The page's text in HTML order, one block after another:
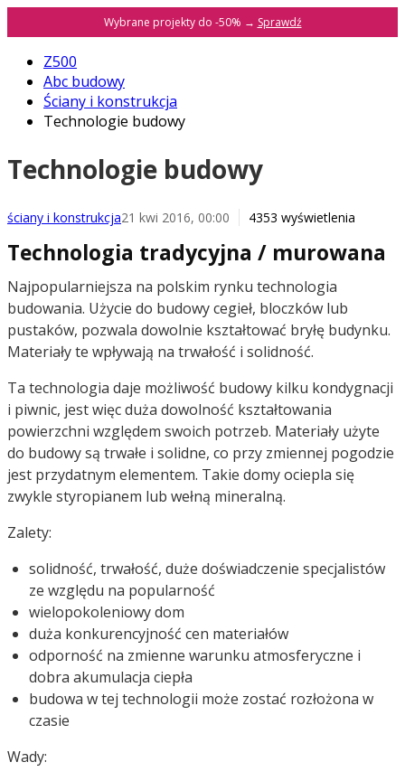
Wybrane projekty do -50% → Sprawdź
Z500
Abc budowy
Ściany i konstrukcja
Technologie budowy
Technologie budowy
ściany i konstrukcja21 kwi 2016, 00:00 4353 wyświetlenia
Technologia tradycyjna / murowana
Najpopularniejsza na polskim rynku technologia
budowania. Użycie do budowy cegieł, bloczków lub
pustaków, pozwala dowolnie kształtować bryłę budynku.
Materiały te wpływają na trwałość i solidność.
Ta technologia daje możliwość budowy kilku kondygnacji
i piwnic, jest więc duża dowolność kształtowania
powierzchni względem swoich potrzeb. Materiały użyte
do budowy są trwałe i solidne, co przy zmiennej pogodzie
jest przydatnym elementem. Takie domy ociepla się
zwykle styropianem lub wełną mineralną.
Zalety:
solidność, trwałość, duże doświadczenie specjalistów
ze względu na popularność
wielopokoleniowy dom
duża konkurencyjność cen materiałów
odporność na zmienne warunku atmosferyczne i
dobra akumulacja ciepła
budowa w tej technologii może zostać rozłożona w
czasie
Wady: